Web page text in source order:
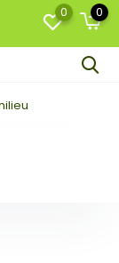
0 0